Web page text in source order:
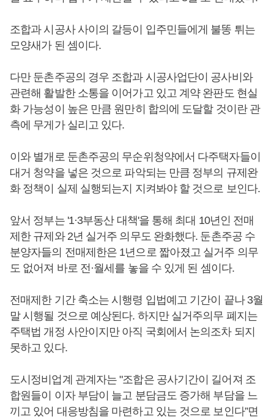
조합과 시공사 사이의 갈등이 입주민들에게 불똥 튀는
모양새가 된 셈이다.
다만 둔촌주공의 경우 조합과 시공사업단이 공사비와
관련해 활발한 소통을 이어가고 있고 계약 완판도 현실
화 가능성이 높은 만큼 원만히 합의에 도달할 것이란 관
측에 무게가 실리고 있다.
이와 별개로 둔촌주공의 무순위청약에서 다주택자들이
대거 청약을 넣은 것으로 파악되는 만큼 정부의 규제완
화 정책이 실제 실행되는지 지켜봐야 할 것으로 보인다.
앞서 정부는 '1·3부동산 대책'을 통해 최대 10년인 전매
제한 규제와 2년 실거주 의무도 완화했다. 둔촌주공 수
분양자들의 전매제한은 1년으로 짧아졌고 실거주 의무
도 없어져 바로 전·월세를 놓을 수 있게 된 셈이다.
전매제한 기간 축소는 시행령 입법예고 기간이 끝나 3월
말 시행될 것으로 예상된다. 하지만 실거주의무 폐지는
주택법 개정 사안이지만 아직 국회에서 논의조차 되지
못하고 있다.
도시정비업계 관계자는 "조합은 공사기간이 길어져 조
합원들이 이자 부담이 늘고 분담금도 증가해 부담을 느
끼고 있어 대응방침을 마련하고 있는 것으로 보인다”면